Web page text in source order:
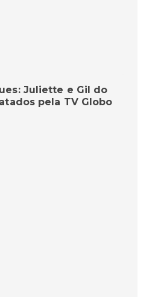
Juliette e Gil do
pela TV Globo